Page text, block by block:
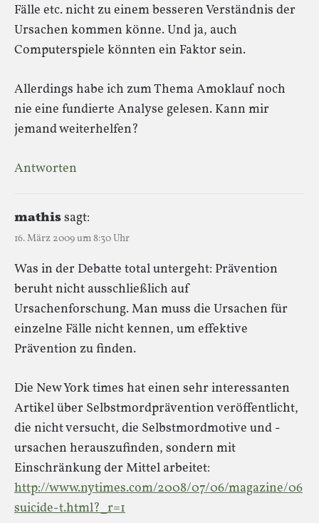
Fälle etc. nicht zu einem besseren Verständnis der
Ursachen kommen könne. Und ja, auch
Computerspiele könnten ein Faktor sein.
Allerdings habe ich zum Thema Amoklauf noch
nie eine fundierte Analyse gelesen. Kann mir
jemand weiterhelfen?
Antworten
mathissagt:
16. März 2009 um 8:30 Uhr
Was in der Debatte total untergeht: Prävention
beruht nicht ausschließlich auf
Ursachenforschung. Man muss die Ursachen für
einzelne Fälle nicht kennen, um effektive
Prävention zu finden.
Die New York times hat einen sehr interessanten
Artikel über Selbstmordprävention veröffentlicht,
die nicht versucht, die Selbstmordmotive und -
ursachen herauszufinden, sondern mit
Einschränkung der Mittel arbeitet:
http://www.nytimes.com/2008/07/06/magazine/06
suicide-t.html?_r=1